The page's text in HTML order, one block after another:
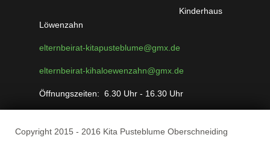
Kinderhaus
Löwenzahn
elternbeirat-kitapusteblume@gmx.de
elternbeirat-kihaloewenzahn@gmx.de
Öffnungszeiten: 6.30 Uhr - 16.30 Uhr
Copyright 2015 - 2016 Kita Pusteblume Oberschneiding